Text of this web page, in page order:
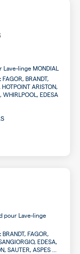
linge MONDIAL
FAGOR, BRANDT,
HOTPOINT ARISTON,
WHIRLPOOL, EDESA
pour Lave-linge
BRANDT, FAGOR,
EDESA,
SAUTER, ASPES ...